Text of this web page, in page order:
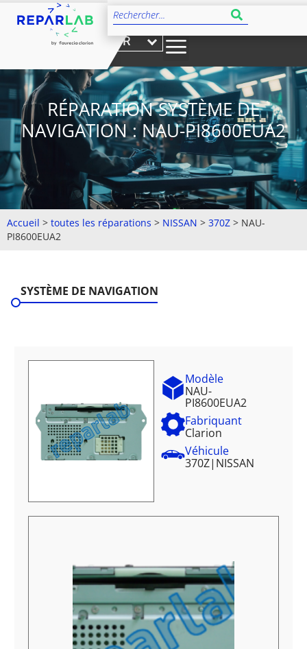
FR
RÉPARATION SYSTÈME DE
NAVIGATION : NAU-PI8600EUA2
Accueil > toutes les réparations > NISSAN > 370Z > NAU-
PI8600EUA2
SYSTÈME DE NAVIGATION
Modèle
NAU-
PI8600EUA2
Fabriquant
Clarion
Véhicule
370Z| NISSAN